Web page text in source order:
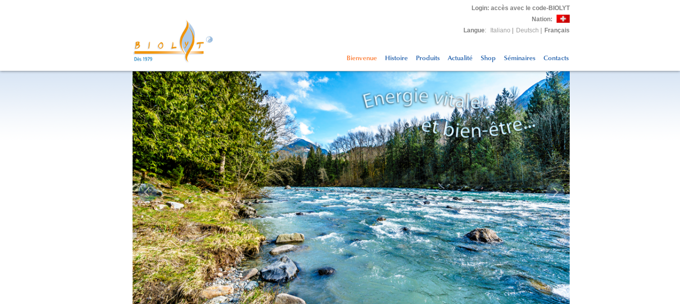
Login: accès avec le code-BIOLYT
Nation:
Langue: Italiano Deutsch Français
Bienvenue Histoire Produits Actualité Shop Séminaires Contacts